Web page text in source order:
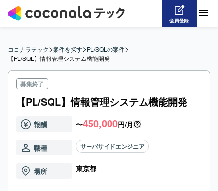
会員登録
ココナラテック>案件を探す>PL/SQLの案件>
【PL/SQL】情報管理システム機能開発
募集終了
【PL/SQL】情報管理システム機能開発
報酬 〜450,000円/月
職種 サーバサイドエンジニア
場所 東京都